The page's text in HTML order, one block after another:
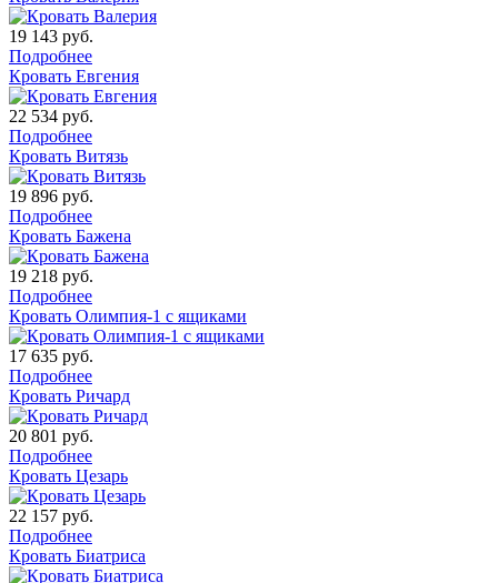
19 143 руб.
Подробнее
Кровать Евгения
22 534 руб.
Подробнее
Кровать Витязь
19 896 руб.
Подробнее
Кровать Бажена
19 218 руб.
Подробнее
Кровать Олимпия-1 с ящиками
17 635 руб.
Подробнее
Кровать Ричард
20 801 руб.
Подробнее
Кровать Цезарь
22 157 руб.
Подробнее
Кровать Биатриса